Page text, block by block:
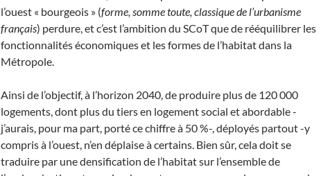
l’ouest « bourgeois » (forme, somme toute, classique de l’urbanisme
français) perdure, et c’est l’ambition du SCoT que de rééquilibrer les
fonctionnalités économiques et les formes de l’habitat dans la
Métropole.
Ainsi de l’objectif, à l’horizon 2040, de produire plus de 120 000
logements, dont plus du tiers en logement social et abordable -
j’aurais, pour ma part, porté ce chiffre à 50 %-, déployés partout -y
compris à l’ouest, n’en déplaise à certains. Bien sûr, cela doit se
traduire par une densification de l’habitat sur l’ensemble de